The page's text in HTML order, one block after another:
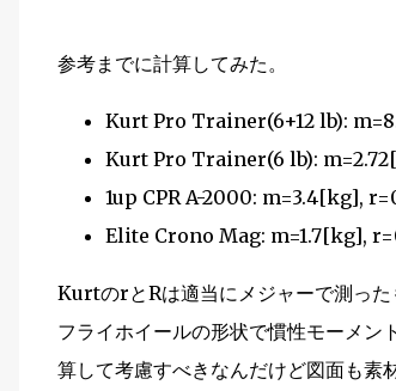
参考までに計算してみた。
Kurt Pro Trainer(6+12 lb):
Kurt Pro Trainer(6 lb):
1up CPR A-2000: m=3.4[kg],
Elite Crono Mag: m=1.7[kg],
KurtのrとRは適当にメジャーで測っ
フライホイールの形状で慣性モーメン
算して考慮すべきなんだけど図面も素